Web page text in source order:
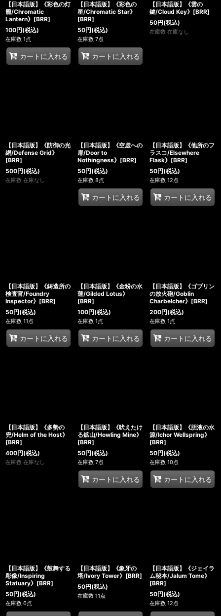
【日本語版】《彩色の灯
籠/Chromatic
Lantern》[BRR]
100円(税込)
在庫数 1点
カートに入れる
【日本語版】《彩色の
星/Chromatic Star》
[BRR]
50円(税込)
在庫数 7点
カートに入れる
【日本語版】《雲の
鍵/Cloud Key》[BRR]
50円(税込)
在庫数 在庫なし
【日本語版】《防御の光
網/Defense Grid》
[BRR]
500円(税込)
在庫数 在庫なし
【日本語版】《空虚への
扉/Door to
Nothingness》[BRR]
50円(税込)
在庫数 8点
カートに入れる
【日本語版】《他所のフ
ラスコ/Elsewhere
Flask》[BRR]
50円(税込)
在庫数 12点
カートに入れる
【日本語版】《鋳造所の
検査官/Foundry
Inspector》[BRR]
50円(税込)
在庫数 11点
カートに入れる
【日本語版】《金粉の水
蓮/Gilded Lotus》
[BRR]
100円(税込)
在庫数 1点
カートに入れる
【日本語版】《ゴブリン
の放火砲/Goblin
Charbelcher》[BRR]
200円(税込)
在庫数 1点
カートに入れる
【日本語版】《多勢の
兜/Helm of the Host》
[BRR]
400円(税込)
在庫数 在庫なし
【日本語版】《吠えたけ
る鉱山/Howling Mine》
[BRR]
50円(税込)
在庫数 7点
カートに入れる
【日本語版】《胆液の水
源/Ichor Wellspring》
[BRR]
50円(税込)
在庫数 10点
カートに入れる
【日本語版】《鼓舞する
彫像/Inspiring
Statuary》[BRR]
50円(税込)
在庫数 6点
【日本語版】《象牙の
塔/Ivory Tower》[BRR]
50円(税込)
在庫数 11点
【日本語版】《ジェイラ
ム秘本/Jalum Tome》
[BRR]
50円(税込)
在庫数 12点